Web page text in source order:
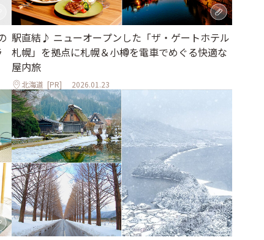
駅直結♪ ニューオープンした「ザ・ゲートホテル
札幌」を拠点に札幌＆小樽を電車でめぐる快適な
屋内旅
北海道 [PR] 2026.01.23